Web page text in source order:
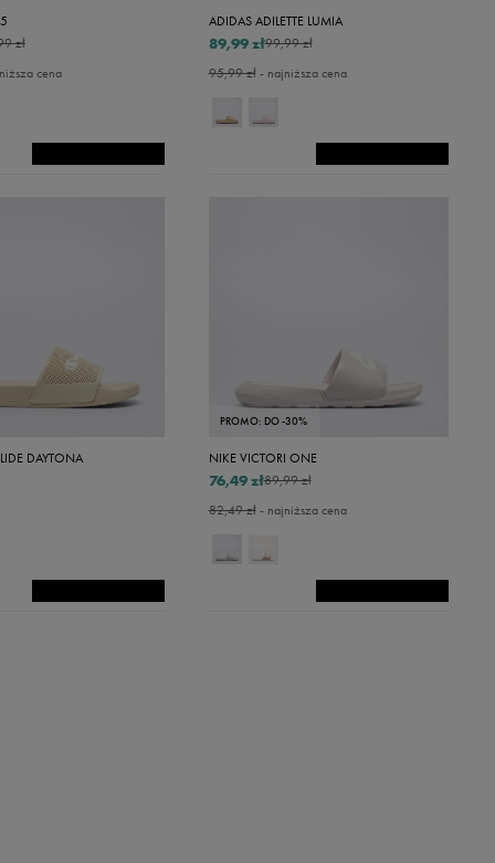
zł
cena
ADIDAS ADILETTE LUMIA
99,99 zł
89,99 zł
95,99 zł- najniższa cena
DAYTONA
PROMO: DO -30%
NIKE VICTORI ONE
89,99 zł
76,49 zł
82,49 zł- najniższa cena